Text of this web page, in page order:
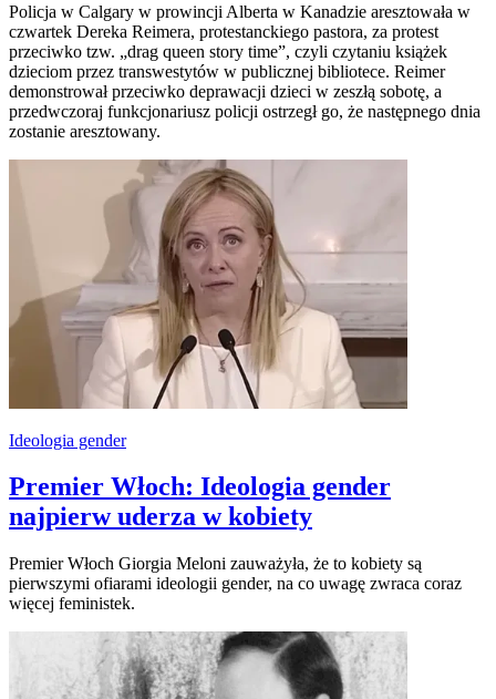
Policja w Calgary w prowincji Alberta w Kanadzie aresztowała w
czwartek Dereka Reimera, protestanckiego pastora, za protest
przeciwko tzw. „drag queen story time”, czyli czytaniu książek
dzieciom przez transwestytów w publicznej bibliotece. Reimer
demonstrował przeciwko deprawacji dzieci w zeszłą sobotę, a
przedwczoraj funkcjonariusz policji ostrzegł go, że następnego dnia
zostanie aresztowany.
Ideologia gender
Premier Włoch: Ideologia gender
najpierw uderza w kobiety
Premier Włoch Giorgia Meloni zauważyła, że to kobiety są
pierwszymi ofiarami ideologii gender, na co uwagę zwraca coraz
więcej feministek.